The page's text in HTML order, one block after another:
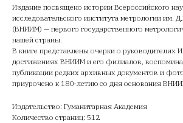
Издание посвящено истории Всероссийского
исследовательского института метрологии им.
(ВНИИМ) — первого государственного
нашей страны.
В книге представлены очерки о руководителях
достижениях ВНИИМ и его филиалов,
публикации редких архивных документов и
приурочено к 180-летию со дня основания
Издательство: Гуманитарная Академия
Количество страниц: 512